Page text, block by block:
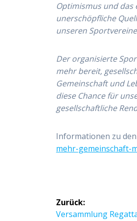
Optimismus und das
unerschöpfliche
unseren
Der organisierte
mehr bereit,
Gemeinschaft und
diese Chance für
gesellschaftliche
Informationen zu
mehr-gemeinschaft-
Zurück:
Vorheriger
Versammlung